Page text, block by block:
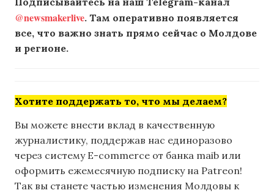
@newsmakerlive. Там оперативно появляется
все, что важно знать прямо сейчас о Молдове
и регионе.
Хотите поддержать то, что мы делаем?
Вы можете внести вклад в качественную
журналистику, поддержав нас единоразово
через систему E-commerce от банка maib или
оформить ежемесячную подписку на Patreon!
Так вы станете частью изменения Молдовы к